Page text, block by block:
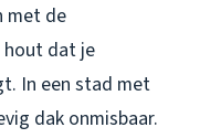
met de
dat je
In een stad met
dak onmisbaar.